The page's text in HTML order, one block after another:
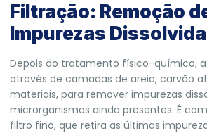
Filtração: Remoção
Impurezas
Depois do tratamento físico-químico,
através de camadas de areia, carvão
materiais, para remover impurezas
microrganismos ainda presentes. É
filtro fino, que retira as últimas